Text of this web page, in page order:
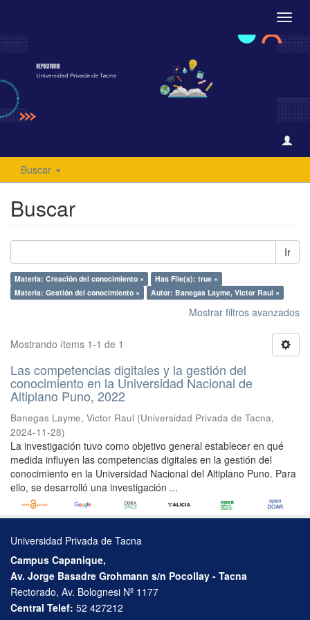
Buscar
Buscar
Ir
Materia: Creación del conocimiento ×
Has File(s): true ×
Materia: Gestión del conocimiento ×
Autor: Banegas Layme, Victor Raul ×
Mostrar filtros avanzados
Mostrando ítems 1-1 de 1
Las competencias digitales y la gestión del
conocimiento en la Universidad Nacional de
Altiplano Puno, 2022
Banegas Layme, Victor Raul (Universidad Privada de Tacna,
2024-11-28)
La investigación tuvo como objetivo general establecer en qué
medida influyen las competencias digitales en la gestión del
conocimiento en la Universidad Nacional del Altiplano Puno. Para
ello, se desarrolló una investigación ...
Universidad Privada de Tacna
Campus Capanique,
Av. Jorge Basadre Grohmann s/n Pocollay - Tacna
Rectorado, Av. Bolognesi Nº 1177
Central Telef: 52 427212